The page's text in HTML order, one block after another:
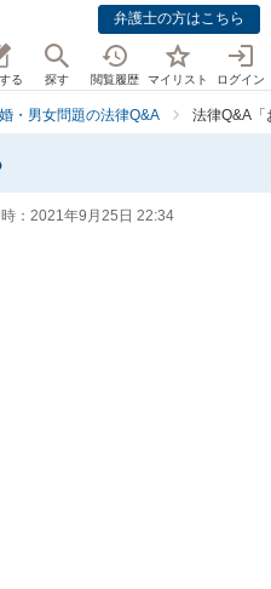
弁護士の方はこちら
る 探す 閲覧履歴 マイリスト ログイン
・男女問題の法律Q&A 法律Q&A「
： 2021年9月25日 22:34